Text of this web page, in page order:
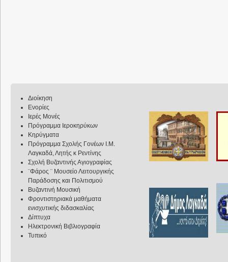
Διοίκηση
Ενορίες
Ιερές Μονές
Πρόγραμμα Ιεροκηρύκων
Κηρύγματα
Πρόγραμμα Σχολής Γονέων Ι.Μ.
Λαγκαδά, Λητής κ Ρεντίνης
Σχολή Βυζαντινής Αγιογραφίας
¨Φάρος ¨ Μουσείο Λειτουργικής
Παράδοσης και Πολιτισμού
Βυζαντινή Μουσική
Φροντιστηριακά μαθήματα
ενισχυτικής διδασκαλίας
Δίπτυχα
Ηλεκτρονική Βιβλιογραφία
Τυπικό